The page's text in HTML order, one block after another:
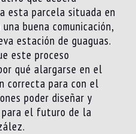
esta parcela situada en
buena comunicación,
estación de guaguas.
este proceso
qué alargarse en el
correcta para con el
poder diseñar y
el futuro de la